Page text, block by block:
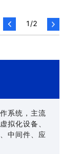
1/2
系统，主流
拟化设备、
中间件、应